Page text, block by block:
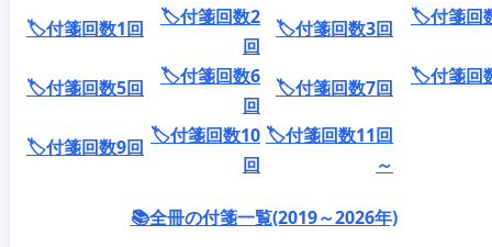
🏷️付箋回数1回
🏷️付箋回数2
回
🏷️付箋回数3回 🏷️付箋回
🏷️付箋回数5回
🏷️付箋回数6
回
🏷️付箋回数7回 🏷️付箋回
🏷️付箋回数9回 🏷️付箋回数10
回
🏷️付箋回数11回
～
📚全冊の付箋一覧(2019～2026年)